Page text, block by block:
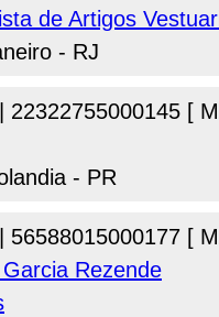
de Artigos
- RJ
| 22322755000145 [
- PR
| 56588015000177 [
Rezende